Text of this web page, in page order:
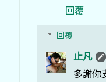
回覆
回覆
止凡
多謝你